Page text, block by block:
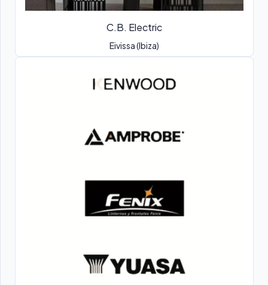
C.B. Electric
Eivissa (Ibiza)